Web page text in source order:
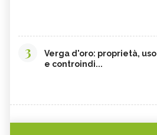
3
Verga d'oro: proprietà, uso
e controindi...